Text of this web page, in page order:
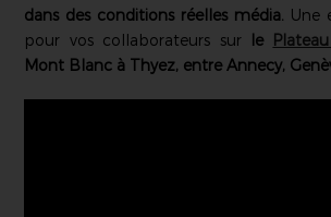
dans des conditions réelles média. Une
pour vos collaborateurs sur
le
Mont Blanc à Thyez, entre Annecy,